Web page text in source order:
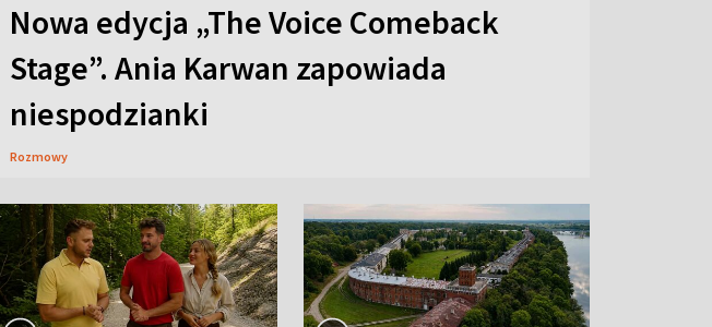
Nowa edycja „The Voice Comeback
Stage”. Ania Karwan zapowiada
niespodzianki
Rozmowy